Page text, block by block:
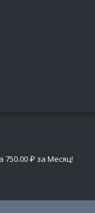
₽ за Месяц!